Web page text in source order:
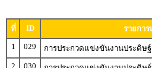
ที่ ID
รายกา
1
029 การประกวดแข่งขันงานประดิษฐ์
2
030